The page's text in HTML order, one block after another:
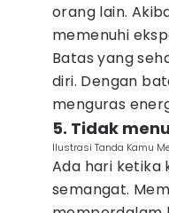
orang lain.
memenuhi
Batas yang
diri. Dengan
menguras
5. Tidak
Ilustrasi Tanda Kamu
Ada hari ketika
semangat.